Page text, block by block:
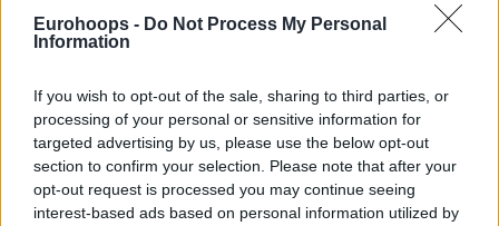
Eurohoops - Do Not Process My Personal
Information
If you wish to opt-out of the sale, sharing to third parties, or
processing of your personal or sensitive information for
targeted advertising by us, please use the below opt-out
section to confirm your selection. Please note that after your
opt-out request is processed you may continue seeing
interest-based ads based on personal information utilized by
Xavi Pascual: “Hemos llegado al
límite de nuestras posibilidades”
El entrenador del Barça habló en
rueda de prensa tras perder las
finales de la ACB ante Valencia
Basket